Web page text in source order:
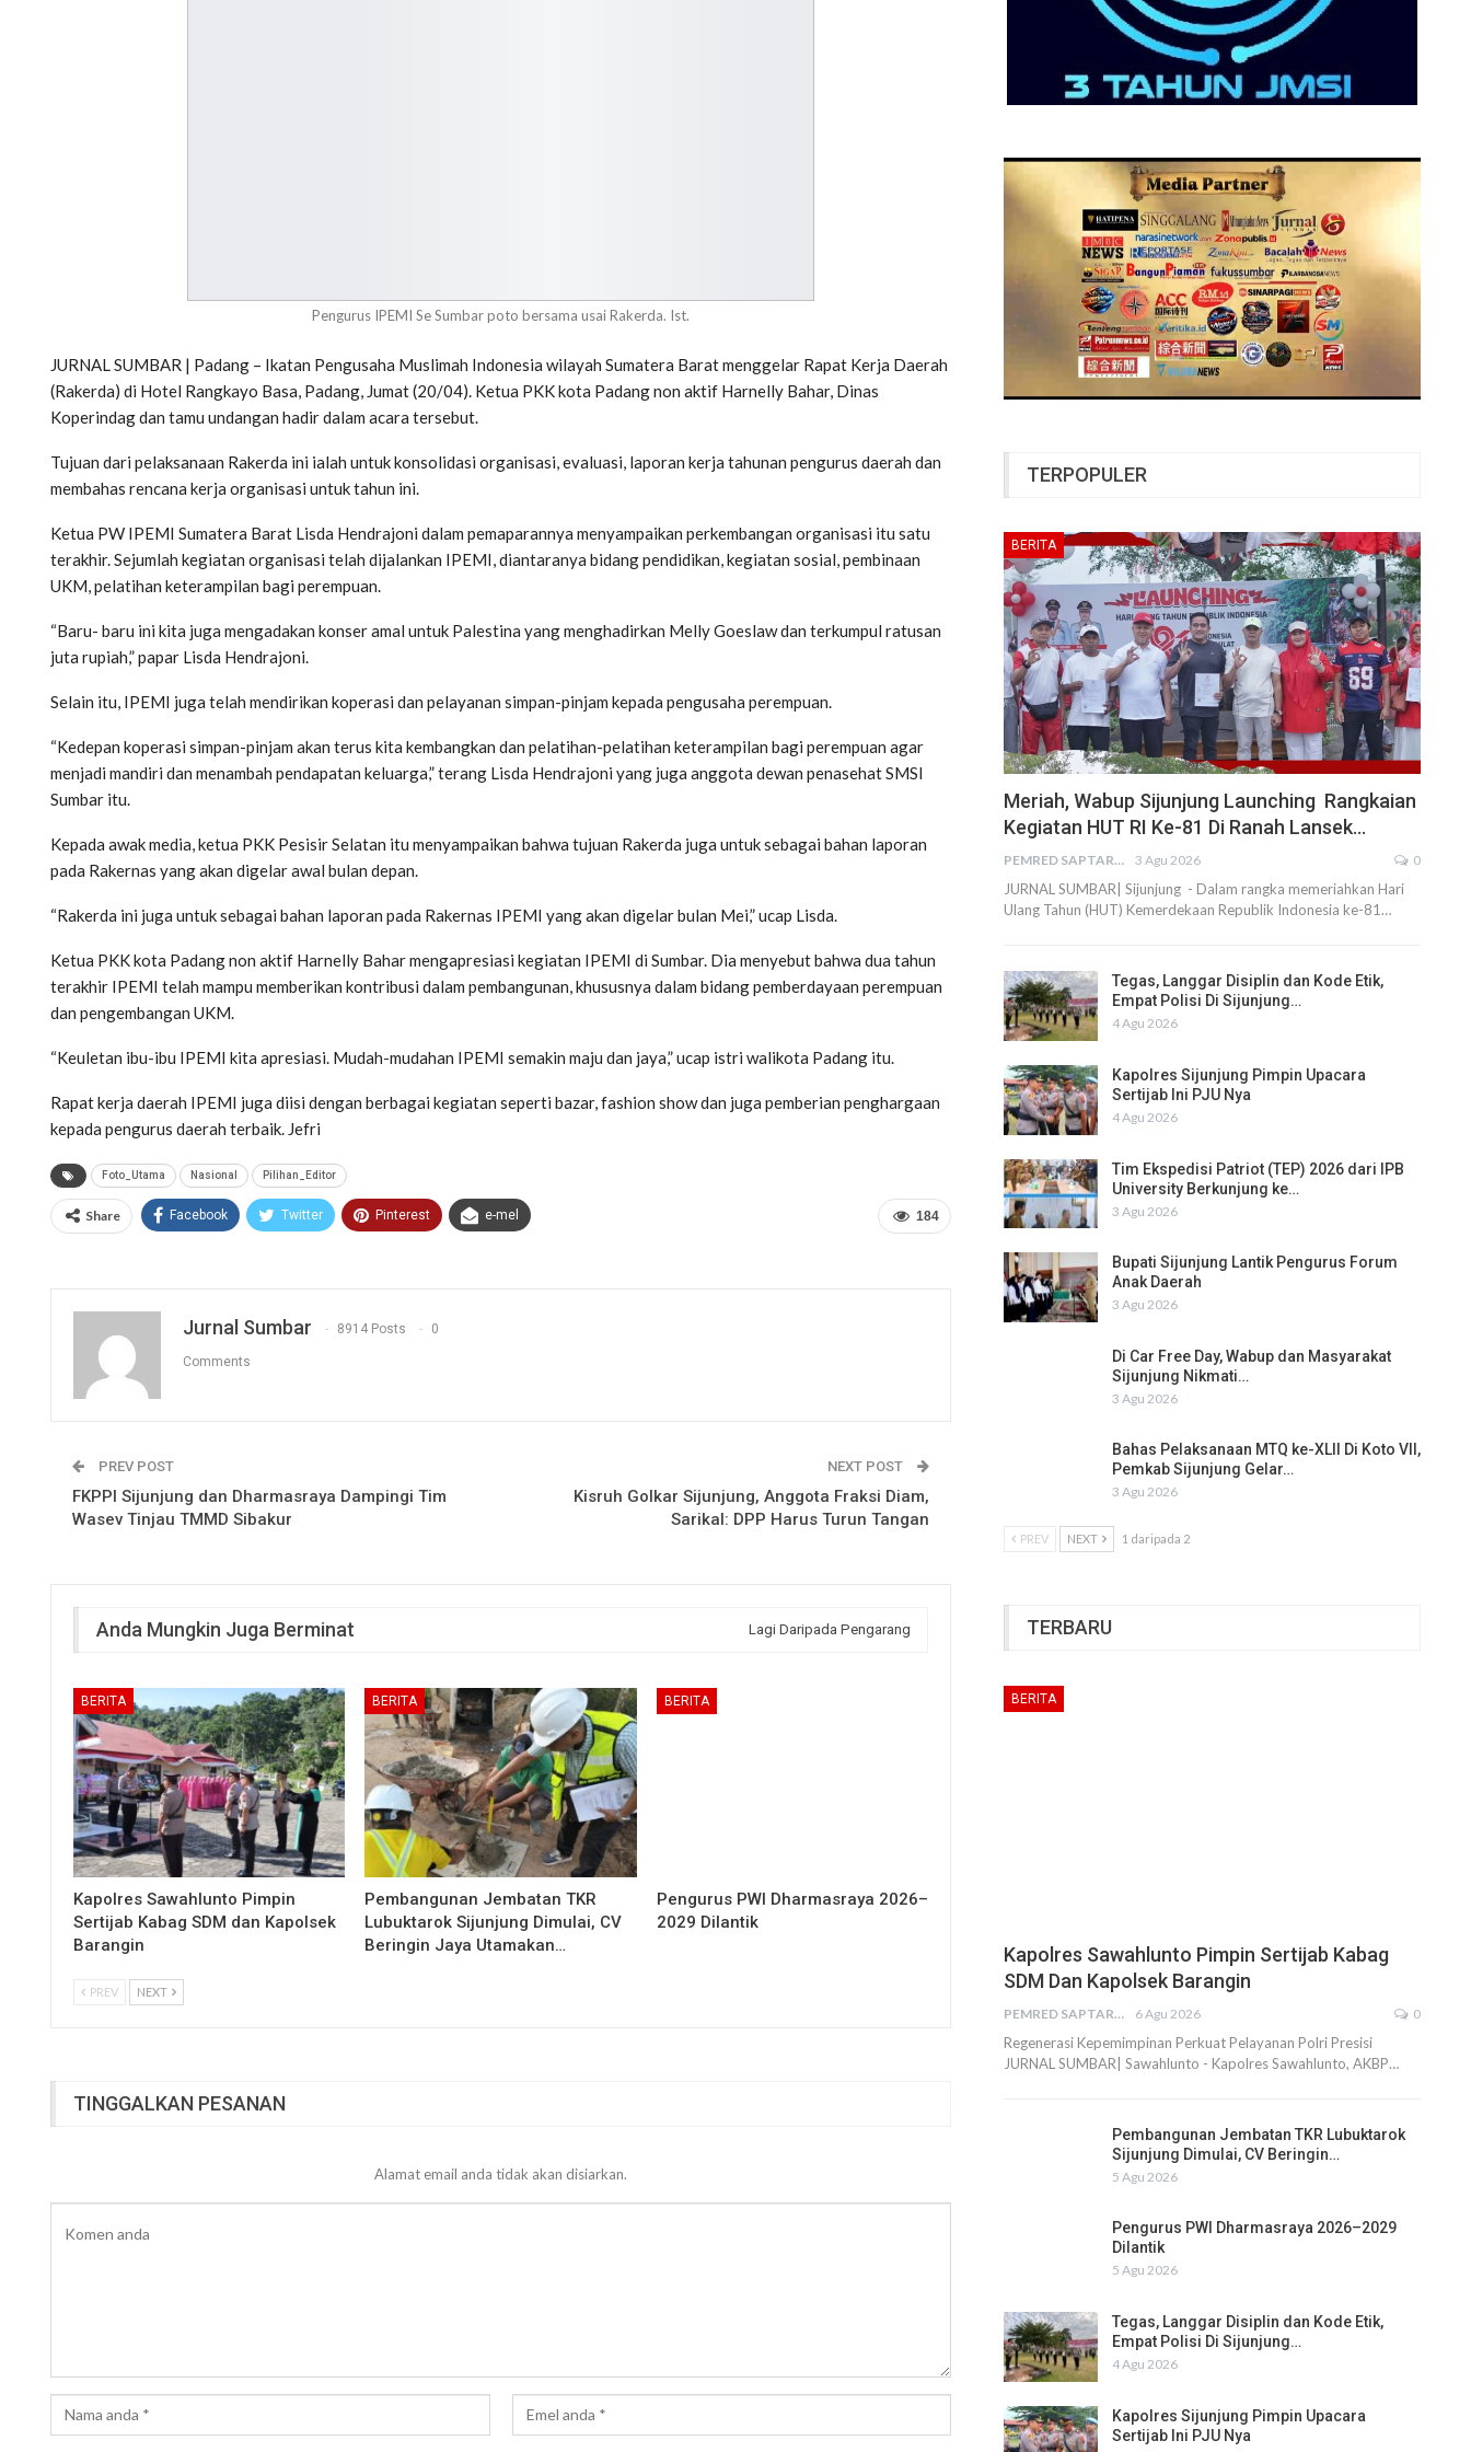
Pengurus IPEMI Se Sumbar poto bersama usai Rakerda. Ist.
JURNAL SUMBAR | Padang – Ikatan Pengusaha Muslimah Indonesia wilayah Sumatera Barat menggelar Rapat Kerja Daerah
(Rakerda) di Hotel Rangkayo Basa, Padang, Jumat (20/04). Ketua PKK kota Padang non aktif Harnelly Bahar, Dinas
Koperindag dan tamu undangan hadir dalam acara tersebut.
Tujuan dari pelaksanaan Rakerda ini ialah untuk konsolidasi organisasi, evaluasi, laporan kerja tahunan pengurus daerah dan
membahas rencana kerja organisasi untuk tahun ini.
Ketua PW IPEMI Sumatera Barat Lisda Hendrajoni dalam pemaparannya menyampaikan perkembangan organisasi itu satu
terakhir. Sejumlah kegiatan organisasi telah dijalankan IPEMI, diantaranya bidang pendidikan, kegiatan sosial, pembinaan
UKM, pelatihan keterampilan bagi perempuan.
“Baru- baru ini kita juga mengadakan konser amal untuk Palestina yang menghadirkan Melly Goeslaw dan terkumpul ratusan
juta rupiah,” papar Lisda Hendrajoni.
Selain itu, IPEMI juga telah mendirikan koperasi dan pelayanan simpan-pinjam kepada pengusaha perempuan.
“Kedepan koperasi simpan-pinjam akan terus kita kembangkan dan pelatihan-pelatihan keterampilan bagi perempuan agar
menjadi mandiri dan menambah pendapatan keluarga,” terang Lisda Hendrajoni yang juga anggota dewan penasehat SMSI
Sumbar itu.
Kepada awak media, ketua PKK Pesisir Selatan itu menyampaikan bahwa tujuan Rakerda juga untuk sebagai bahan laporan
pada Rakernas yang akan digelar awal bulan depan.
“Rakerda ini juga untuk sebagai bahan laporan pada Rakernas IPEMI yang akan digelar bulan Mei,” ucap Lisda.
Ketua PKK kota Padang non aktif Harnelly Bahar mengapresiasi kegiatan IPEMI di Sumbar. Dia menyebut bahwa dua tahun
terakhir IPEMI telah mampu memberikan kontribusi dalam pembangunan, khususnya dalam bidang pemberdayaan perempuan
dan pengembangan UKM.
“Keuletan ibu-ibu IPEMI kita apresiasi. Mudah-mudahan IPEMI semakin maju dan jaya,” ucap istri walikota Padang itu.
Rapat kerja daerah IPEMI juga diisi dengan berbagai kegiatan seperti bazar, fashion show dan juga pemberian penghargaan
kepada pengurus daerah terbaik. Jefri
Foto_Utama Nasional Pilihan_Editor
184
Share Facebook Twitter Pinterest e-mel
Jurnal Sumbar 8914 Posts 0
Comments
PREV POST
FKPPI Sijunjung dan Dharmasraya Dampingi Tim
Wasev Tinjau TMMD Sibakur
NEXT POST
Kisruh Golkar Sijunjung, Anggota Fraksi Diam,
Sarikal: DPP Harus Turun Tangan
Anda Mungkin Juga Berminat Lagi Daripada Pengarang
BERITA
Kapolres Sawahlunto Pimpin
Sertijab Kabag SDM dan Kapolsek
Barangin
BERITA
Pembangunan Jembatan TKR
Lubuktarok Sijunjung Dimulai, CV
Beringin Jaya Utamakan…
BERITA
Pengurus PWI Dharmasraya 2026–
2029 Dilantik
PREV NEXT
TINGGALKAN PESANAN
Alamat email anda tidak akan disiarkan.
TERPOPULER
BERITA
Meriah, Wabup Sijunjung Launching Rangkaian
Kegiatan HUT RI Ke-81 Di Ranah Lansek…
PEMRED SAPTARIUS 3 Agu 2026 0
JURNAL SUMBAR| Sijunjung - Dalam rangka memeriahkan Hari
Ulang Tahun (HUT) Kemerdekaan Republik Indonesia ke-81…
Tegas, Langgar Disiplin dan Kode Etik,
Empat Polisi Di Sijunjung…
4 Agu 2026
Kapolres Sijunjung Pimpin Upacara
Sertijab Ini PJU Nya
4 Agu 2026
Tim Ekspedisi Patriot (TEP) 2026 dari IPB
University Berkunjung ke…
3 Agu 2026
Bupati Sijunjung Lantik Pengurus Forum
Anak Daerah
3 Agu 2026
Di Car Free Day, Wabup dan Masyarakat
Sijunjung Nikmati…
3 Agu 2026
Bahas Pelaksanaan MTQ ke-XLII Di Koto VII,
Pemkab Sijunjung Gelar…
3 Agu 2026
PREV NEXT 1 daripada 2
TERBARU
BERITA
Kapolres Sawahlunto Pimpin Sertijab Kabag
SDM Dan Kapolsek Barangin
PEMRED SAPTARIUS 6 Agu 2026 0
Regenerasi Kepemimpinan Perkuat Pelayanan Polri Presisi
JURNAL SUMBAR| Sawahlunto - Kapolres Sawahlunto, AKBP…
Pembangunan Jembatan TKR Lubuktarok
Sijunjung Dimulai, CV Beringin…
5 Agu 2026
Pengurus PWI Dharmasraya 2026–2029
Dilantik
5 Agu 2026
Tegas, Langgar Disiplin dan Kode Etik,
Empat Polisi Di Sijunjung…
4 Agu 2026
Kapolres Sijunjung Pimpin Upacara
Sertijab Ini PJU Nya